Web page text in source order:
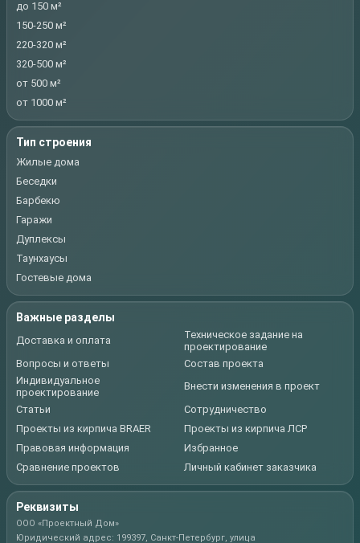
до 150 м²
150-250 м²
220-320 м²
320-500 м²
от 500 м²
от 1000 м²
Тип строения
Жилые дома
Беседки
Барбекю
Гаражи
Дуплексы
Таунхаусы
Гостевые дома
Важные разделы
Доставка и оплата
Техническое задание на
проектирование
Вопросы и ответы
Состав проекта
Индивидуальное
проектирование
Внести изменения в проект
Статьи
Сотрудничество
Проекты из кирпича BRAER
Проекты из кирпича ЛСР
Правовая информация
Избранное
Сравнение проектов
Личный кабинет заказчика
Реквизиты
ООО «Проектный Дом»
Юридический адрес: 199397, Санкт-Петербург, улица